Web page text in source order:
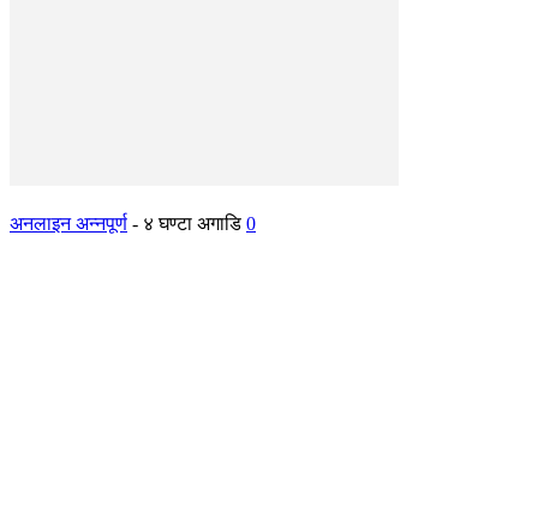
अनलाइन अन्नपूर्ण - ४ घण्टा अगाडि 0